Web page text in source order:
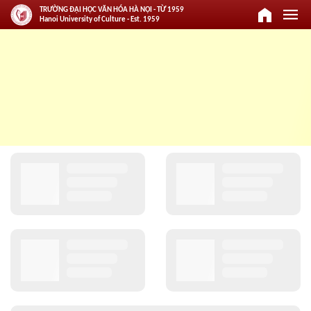
TRƯỜNG ĐẠI HỌC VĂN HÓA HÀ NỘI - TỪ 1959
Hanoi University of Culture - Est. 1959
home menu